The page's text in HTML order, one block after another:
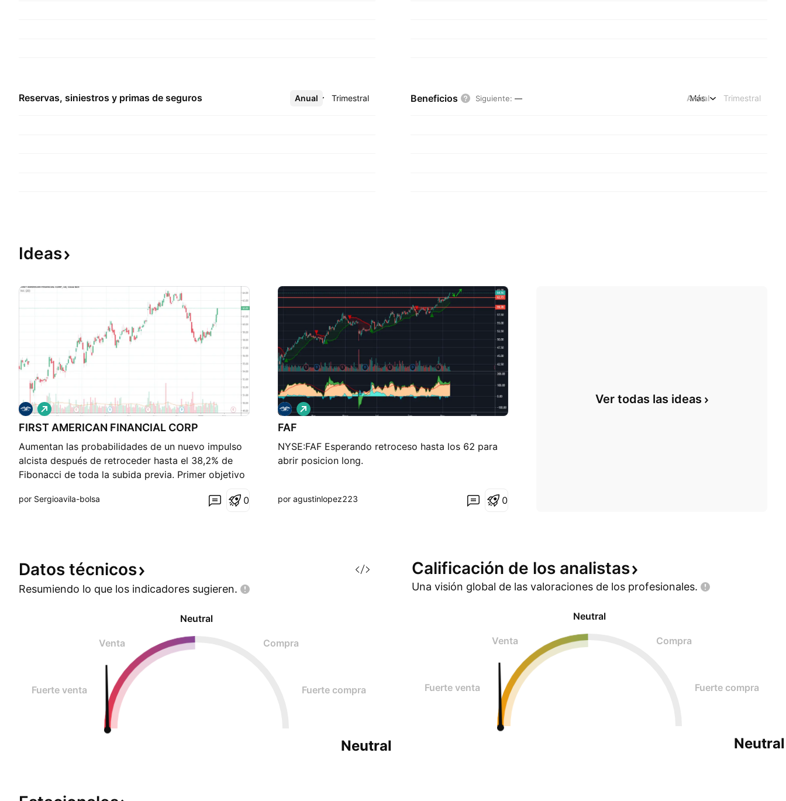
Reservas, siniestros y primas de seguros Anual Trimestral
Más Beneficios Siguiente: — Anual Trimestral
Más
Ideas
FIRST AMERICAN FINANCIAL CORP
Aumentan las probabilidades de un nuevo impulso
alcista después de retroceder hasta el 38,2% de
Fibonacci de toda la subida previa. Primer objetivo
debajo de su valor intrínseco teórico (101 USD),
L
a
r
o
por Sergioavila-bolsa 0
FAF
NYSE:FAF Esperando retroceso hasta los 62 para
abrir posicion long.
L
a
r
o
por agustinlopez223 0
Ver todas las ideas
Datos técnicos
Resumiendo lo que los indicadores sugieren.
Neutral
Venta Compra
Fuerte venta Fuerte compra
Neutral
Calificación de los analistas
Una visión global de las valoraciones de los profesionales.
Neutral
Venta Compra
Fuerte venta Fuerte compra
Neutral